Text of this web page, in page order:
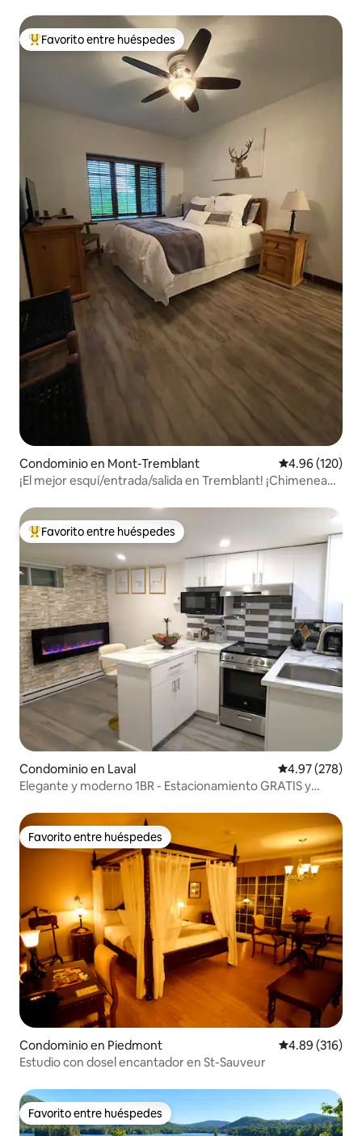
De los mejores en Favorito entre huéspedes
Favorito entre huéspedes
Condominio en Mont-Tremblant Calificación
4.96 (120)
¡El mejor esquí/entrada/salida en Tremblant! ¡Chimenea
De los mejores en Favorito entre huéspedes
Favorito entre huéspedes
Condominio en Laval Calificación
4.97 (278)
Elegante y moderno 1BR - Estacionamiento GRATIS y
Favorito entre huéspedes
Favorito entre huéspedes
Condominio en Piedmont Calificación
4.89 (316)
Estudio con dosel encantador en St-Sauveur
Favorito entre huéspedes
Favorito entre huéspedes